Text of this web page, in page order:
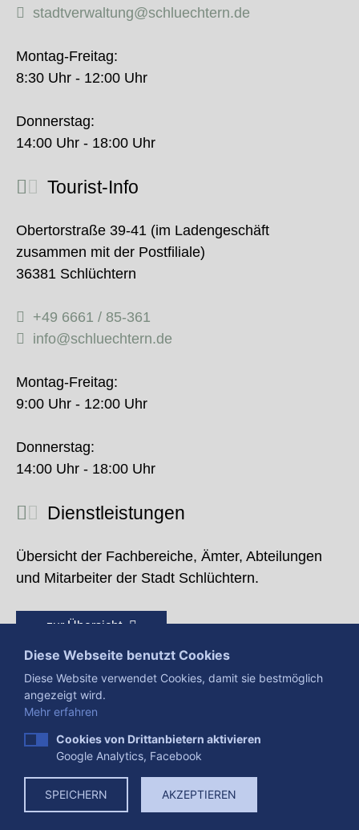
stadtverwaltung@schluechtern.de
Montag-Freitag:
8:30 Uhr - 12:00 Uhr
Donnerstag:
14:00 Uhr - 18:00 Uhr
Tourist-Info
Obertorstraße 39-41 (im Ladengeschäft
zusammen mit der Postfiliale)
36381 Schlüchtern
+49 6661 / 85-361
info@schluechtern.de
Montag-Freitag:
9:00 Uhr - 12:00 Uhr
Donnerstag:
14:00 Uhr - 18:00 Uhr
Dienstleistungen
Übersicht der Fachbereiche, Ämter, Abteilungen
und Mitarbeiter der Stadt Schlüchtern.
zur Übersicht
Presse Impressum
Datenschutzerklärung
Datenverarbeitung
Cookies
Diese Webseite benutzt Cookies
Diese Website verwendet Cookies, damit sie bestmöglich
angezeigt wird.
Mehr erfahren
Cookies von Drittanbietern aktivieren
Google Analytics, Facebook
SPEICHERN AKZEPTIEREN